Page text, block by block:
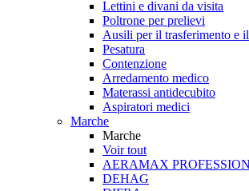
Lettini e divani da visita
Poltrone per prelievi
Ausili per il trasferimento e
Pesatura
Contenzione
Arredamento medico
Materassi antidecubito
Aspiratori medici
Marche
Marche
Voir tout
AERAMAX
DEHAG